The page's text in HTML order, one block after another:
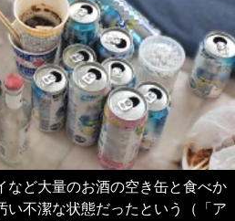
など大量のお酒の空き缶と食べか
い不潔な状態だったという（「ア